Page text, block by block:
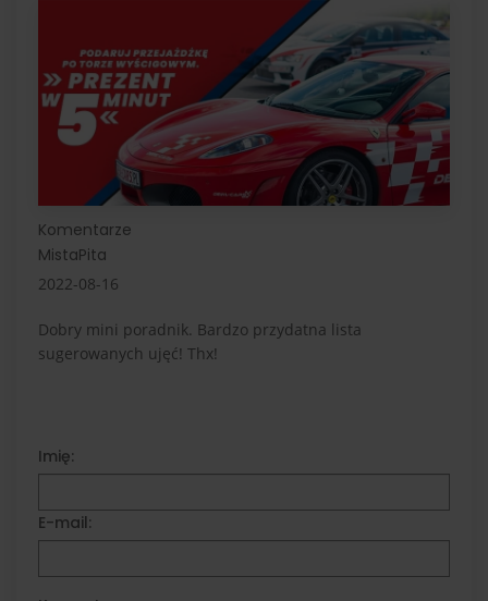
Komentarze
MistaPita
2022-08-16
Dobry mini poradnik. Bardzo przydatna lista
sugerowanych ujęć! Thx!
Imię:
E-mail: